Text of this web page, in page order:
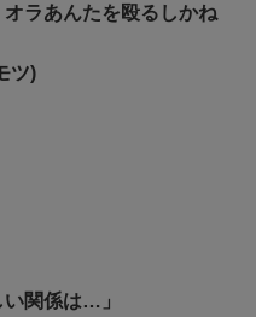
オラあんたを殴るしかね
ツ)
い関係は…」